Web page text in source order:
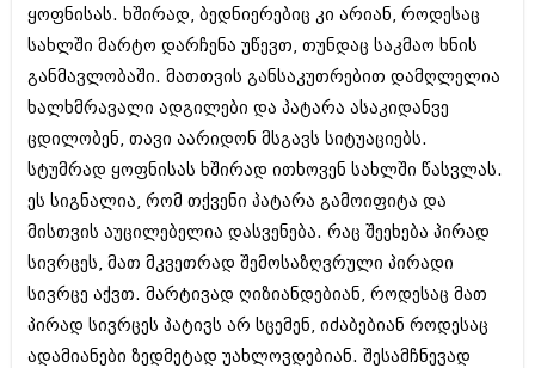
ივნისი 2015 (261)
მაისი 2015 (194)
მარტი 2015 (365)
თებერვალი 2015 (286)
იანვარი 2015 (247)
დეკემბერი 2014 (342)
ნოემბერი 2014 (290)
ოქტომბერი 2014 (292)
სექტემბერი 2014 (394)
აგვისტო 2014 (248)
ივლისი 2014 (313)
ივნისი 2014 (366)
მაისი 2014 (313)
აპრილი 2014 (290)
ყოფნისას. ხშირად, ბედნიერებიც კი არიან, როდესაც
სახლში მარტო დარჩენა უწევთ, თუნდაც საკმაო ხნის
განმავლობაში. მათთვის განსაკუთრებით დამღლელია
ხალხმრავალი ადგილები და პატარა ასაკიდანვე
ცდილობენ, თავი აარიდონ მსგავს სიტუაციებს.
სტუმრად ყოფნისას ხშირად ითხოვენ სახლში წასვლას.
ეს სიგნალია, რომ თქვენი პატარა გამოიფიტა და
მისთვის აუცილებელია დასვენება. რაც შეეხება პირად
სივრცეს, მათ მკვეთრად შემოსაზღვრული პირადი
სივრცე აქვთ. მარტივად ღიზიანდებიან, როდესაც მათ
პირად სივრცეს პატივს არ სცემენ, იძაბებიან როდესაც
ადამიანები ზედმეტად უახლოვდებიან. შესამჩნევად